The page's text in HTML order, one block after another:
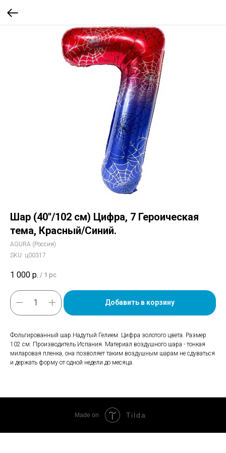
Шар (40''/102 см) Цифра, 7 Героическая
тема, Красный/Синий.
AGURA (Россия)
SKU: ц00317
1 000 р. / 1 pc
Добавить в корзину
Фольгированный шар.Надутый Гелием. Цифра золотого цвета. Размер
102 см. Производитель Испания. Материал воздушного шара - тонкая
миларовая пленка, она позволяет таким воздушным шарам не сдуваться
и держать форму от одной недели до месяца.
Made on Tilda